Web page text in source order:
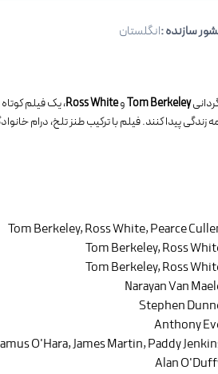
سازنده :انگلستان
Tom BerkeleyوRoss White، یک فیلم
زندگی پیدا کنند. فیلم با ترکیب طنز تلخ، درام
Tom Berkeley,Ross White,Pearce
Tom Berkeley,Ross
Tom Berkeley,Ross
Narayan Van
Stephen
Anthony
O'Hara,James Martin,Paddy
Alan